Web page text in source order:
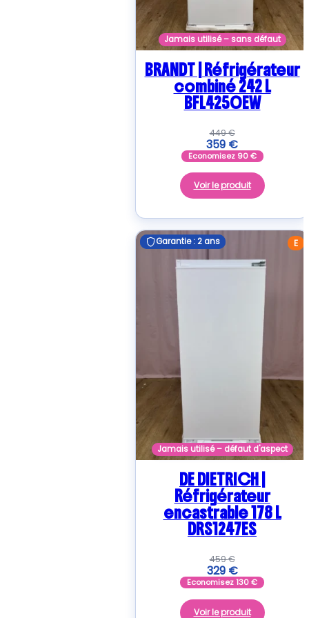
Jamais utilisé – sans défaut
BRANDT | Réfrigérateur
combiné 242 L
BFL4250EW
449€
359 €
Economisez 90€
Voir le produit
E
Garantie : 2 ans
Jamais utilisé – défaut d'aspect
Garantie : 2 ans
DE DIETRICH |
Réfrigérateur
encastrable 178 L
DRS1247ES
459€
329 €
Economisez130€
Voir le produit